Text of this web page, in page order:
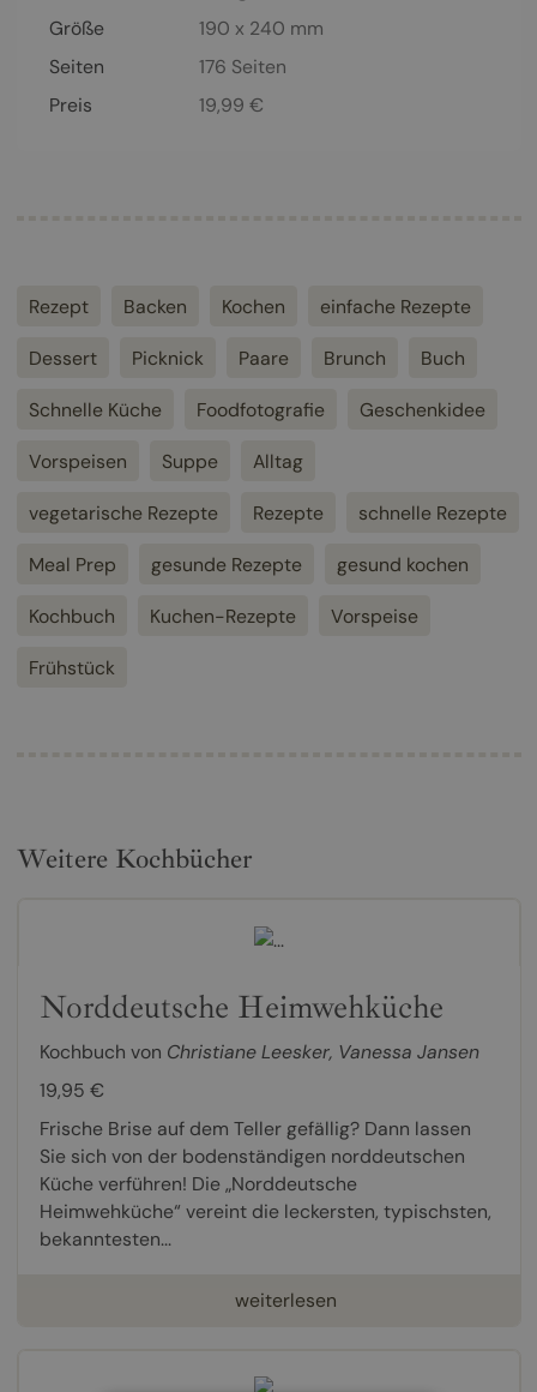
Größe
190 x 240 mm
Seiten
176 Seiten
Preis
19,99 €
Rezept Backen Kochen einfache Rezepte
Dessert Picknick Paare Brunch Buch
Schnelle Küche Foodfotografie Geschenkidee
Vorspeisen Suppe Alltag
vegetarische Rezepte Rezepte schnelle Rezepte
Meal Prep gesunde Rezepte gesund kochen
Kochbuch Kuchen-Rezepte Vorspeise
Frühstück
Weitere Kochbücher
Norddeutsche Heimwehküche
Kochbuch von Christiane Leesker, Vanessa Jansen
19,95 €
Frische Brise auf dem Teller gefällig? Dann lassen
Sie sich von der bodenständigen norddeutschen
Küche verführen! Die „Norddeutsche
Heimwehküche“ vereint die leckersten, typischsten,
bekanntesten...
weiterlesen